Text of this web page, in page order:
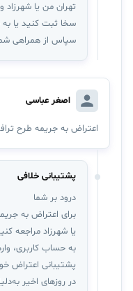
تهران من یا شهرزاد
سخا ثبت کنید یا به مراکز
سپاس از همراهی
اصغر عباسی
اعتراض به جریمه طرح ترافیک
پشتیبانی خلافی
درود بر شما
برای اعتراض به
یا شهرزاد مراجعه
به حساب کاربری،
پشتیبانی اعتراض
در روزهای اخیر